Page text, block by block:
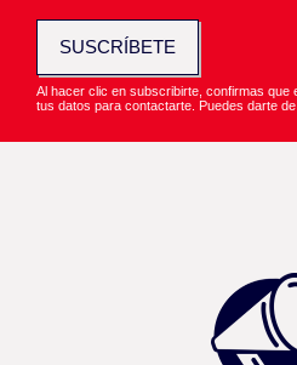
SUSCRÍBETE
Al hacer clic en subscribirte, confirmas que
tus datos para contactarte. Puedes darte